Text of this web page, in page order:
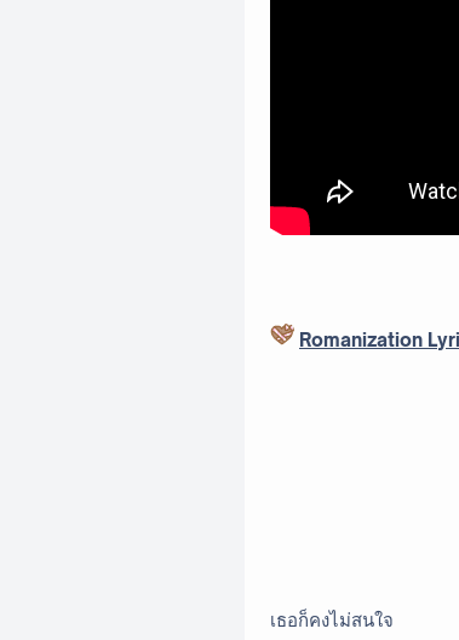
Romanization
เธอก็คงไม่สนใจ